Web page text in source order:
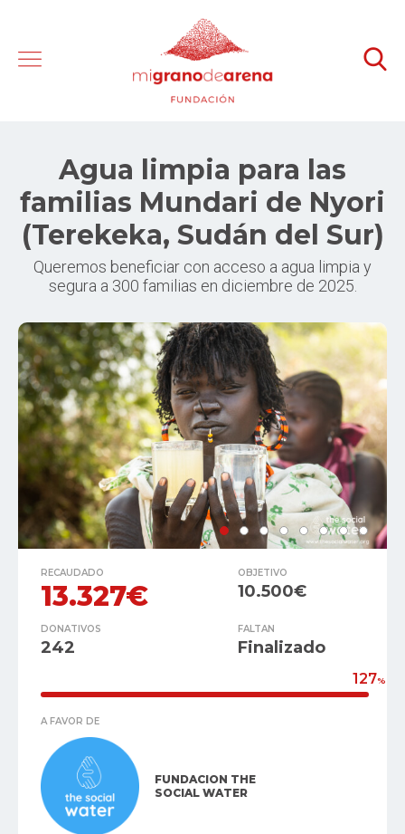
Agua limpia para las
familias Mundari de Nyori
(Terekeka, Sudán del Sur)
Queremos beneficiar con acceso a agua limpia y
segura a 300 familias en diciembre de 2025.
RECAUDADO
13.327€
OBJETIVO
10.500€
DONATIVOS
242
FALTAN
Finalizado
127%
A FAVOR DE
FUNDACION THE
SOCIAL WATER